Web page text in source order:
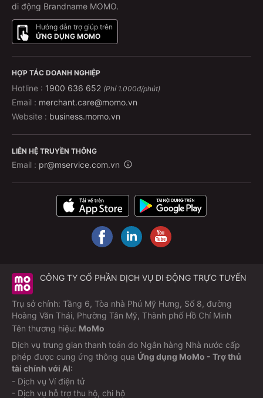
di động Brandname MOMO.
Hướng dẫn trợ giúp trên
ỨNG DỤNG MOMO
HỢP TÁC DOANH NGHIỆP
Hotline : 1900 636 652 (Phí 1.000đ/phút)
Email : merchant.care@momo.vn
Website : business.momo.vn
LIÊN HỆ TRUYỀN THÔNG
Email : pr@mservice.com.vn
CÔNG TY CỔ PHẦN DỊCH VỤ DI ĐỘNG TRỰC TUYẾN
Trụ sở chính: Tầng 6, Tòa nhà Phú Mỹ Hưng, Số 8, đường
Hoàng Văn Thái, Phường Tân Mỹ, Thành phố Hồ Chí Minh
Tên thương hiệu: MoMo
Dịch vụ trung gian thanh toán do Ngân hàng Nhà nước cấp
phép được cung ứng thông qua Ứng dụng MoMo - Trợ thủ
tài chính với AI:
- Dịch vụ Ví điện tử
- Dịch vụ hỗ trợ thu hộ, chi hộ